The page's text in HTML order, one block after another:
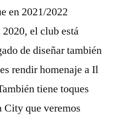
en 2021/2022
el club está
de diseñar también
rendir homenaje a Il
tiene toques
City que veremos